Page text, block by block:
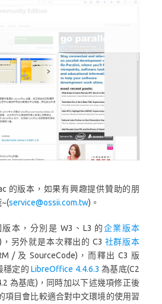
的版本，如果有興趣提供贊助的朋
service@ossii.com.tw)。
本，分別是 W3、L3 的企業版本
另外就是本次釋出的 C3 社群版本
/ 及 SourceCode)，而釋出 C3 版
穩定的LibreOffice 4.4.6.3 為基底(C2
為基底)，同時加以下述幾項修正後
項目會比較適合對中文環境的使用習